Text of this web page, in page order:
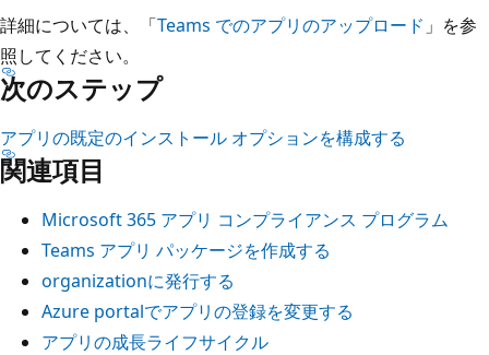
詳細については、「Teams でのアプリのアップロード 」を参
照してください。
次のステップ
アプリの既定のインストール オプションを構成する
関連項目
Microsoft 365 アプリ コンプライアンス プログラム
Teams アプリ パッケージを作成する
organizationに発行する
Azure portalでアプリの登録を変更する
アプリの成長ライフサイクル